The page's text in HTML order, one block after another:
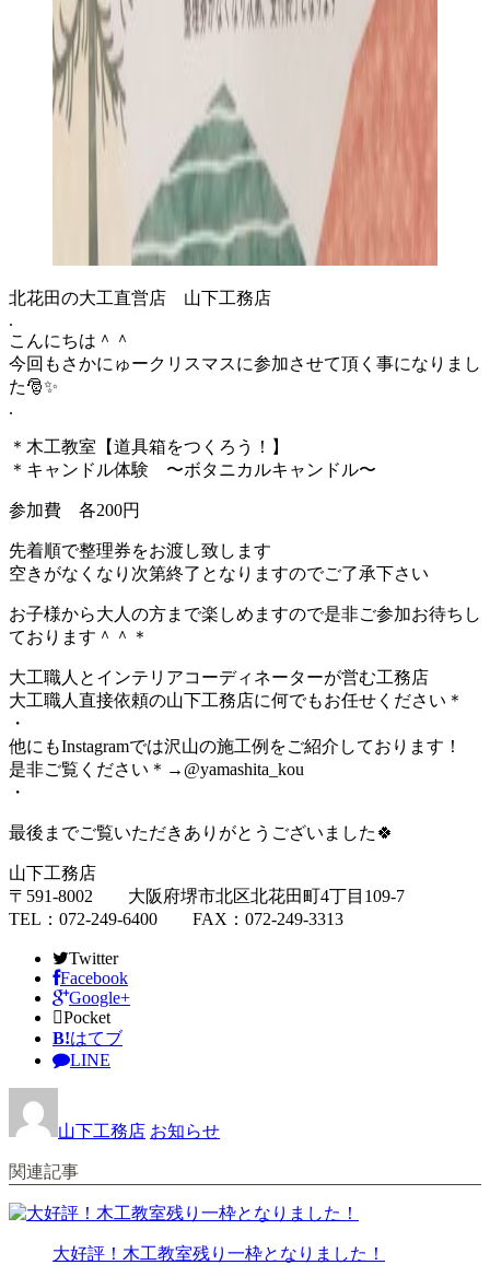
北花田の大工直営店 山下工務店
.
こんにちは＾＾
今回もさかにゅークリスマスに参加させて頂く事になりまし
た🎅✨
.
＊木工教室【道具箱をつくろう！】
＊キャンドル体験 〜ボタニカルキャンドル〜
参加費 各200円
先着順で整理券をお渡し致します
空きがなくなり次第終了となりますのでご了承下さい
お子様から大人の方まで楽しめますので是非ご参加お待ちし
ております＾＾＊
大工職人とインテリアコーディネーターが営む工務店
大工職人直接依頼の山下工務店に何でもお任せください＊⠀
・⠀
他にもInstagramでは沢山の施工例をご紹介しております！⠀
是非ご覧ください＊→@yamashita_kou⠀
・⠀
最後までご覧いただきありがとうございました🍀
山下工務店
〒591-8002 大阪府堺市北区北花田町4丁目109-7
TEL：072-249-6400 FAX：072-249-3313
Twitter
Facebook
Google+
Pocket
B!はてブ
LINE
山下工務店 お知らせ
関連記事
大好評！木工教室残り一枠となりました！